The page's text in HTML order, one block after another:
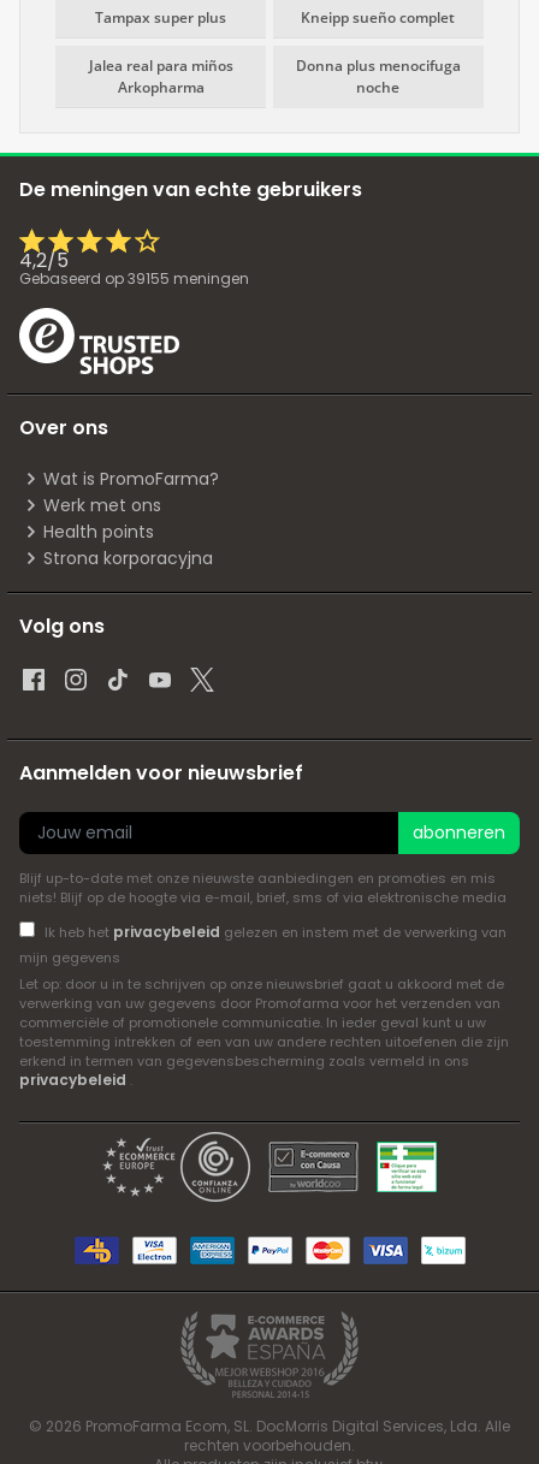
Tampax super plus Kneipp sueño complet
Jalea real para miños
Arkopharma
Donna plus menocifuga
noche
De meningen van echte gebruikers
4,2/5
Gebaseerd op39155 meningen
Over ons
Wat is PromoFarma?
Werk met ons
Health points
Strona korporacyjna
Volg ons
Aanmelden voor nieuwsbrief
abonneren
Blijf up-to-date met onze nieuwste aanbiedingen en promoties en mis
niets! Blijf op de hoogte via e-mail, brief, sms of via elektronische media
Ik heb het privacybeleid gelezen en instem met de verwerking van
mijn gegevens
Let op: door u in te schrijven op onze nieuwsbrief gaat u akkoord met de
verwerking van uw gegevens door Promofarma voor het verzenden van
commerciële of promotionele communicatie. In ieder geval kunt u uw
toestemming intrekken of een van uw andere rechten uitoefenen die zijn
erkend in termen van gegevensbescherming zoals vermeld in ons
privacybeleid .
© 2026 PromoFarma Ecom, SL. DocMorris Digital Services, Lda. Alle
rechten voorbehouden.